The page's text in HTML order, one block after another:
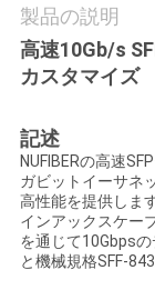
連
絡
な
さ
い
製品の説明
高速10Gb/s
カスタマイズ
記述
NUFIBERの高速
ガビットイーサネ
高性能を提供しま
インアックスケー
を通じて10Gbps
と機械規格SFF-